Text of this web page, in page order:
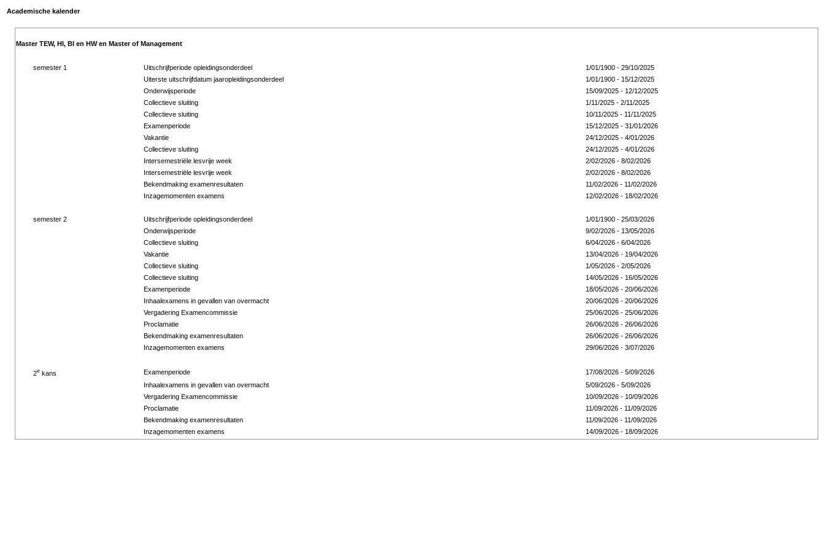
Academische kalender
Master TEW, HI, BI en HW en Master of Management
semester 1 Uitschrijfperiode opleidingsonderdeel
1/01/1900 - 29/10/2025
Uiterste uitschrijfdatum jaaropleidingsonderdeel
1/01/1900 - 15/12/2025
Onderwijsperiode
15/09/2025 - 12/12/2025
Collectieve sluiting
1/11/2025 - 2/11/2025
Collectieve sluiting
10/11/2025 - 11/11/2025
Examenperiode
15/12/2025 - 31/01/2026
Vakantie
24/12/2025 - 4/01/2026
Collectieve sluiting
24/12/2025 - 4/01/2026
Intersemestriële lesvrije week
2/02/2026 - 8/02/2026
Intersemestriële lesvrije week
2/02/2026 - 8/02/2026
Bekendmaking examenresultaten
11/02/2026 - 11/02/2026
Inzagemomenten examens
12/02/2026 - 18/02/2026
semester 2 Uitschrijfperiode opleidingsonderdeel
1/01/1900 - 25/03/2026
Onderwijsperiode
9/02/2026 - 13/05/2026
Collectieve sluiting
6/04/2026 - 6/04/2026
Vakantie
13/04/2026 - 19/04/2026
Collectieve sluiting
1/05/2026 - 2/05/2026
Collectieve sluiting
14/05/2026 - 16/05/2026
Examenperiode
18/05/2026 - 20/06/2026
Inhaalexamens in gevallen van overmacht
20/06/2026 - 20/06/2026
Vergadering Examencommissie
25/06/2026 - 25/06/2026
Proclamatie
26/06/2026 - 26/06/2026
Bekendmaking examenresultaten
26/06/2026 - 26/06/2026
Inzagemomenten examens
29/06/2026 - 3/07/2026
2e kans Examenperiode
17/08/2026 - 5/09/2026
Inhaalexamens in gevallen van overmacht
5/09/2026 - 5/09/2026
Vergadering Examencommissie
10/09/2026 - 10/09/2026
Proclamatie
11/09/2026 - 11/09/2026
Bekendmaking examenresultaten
11/09/2026 - 11/09/2026
Inzagemomenten examens
14/09/2026 - 18/09/2026